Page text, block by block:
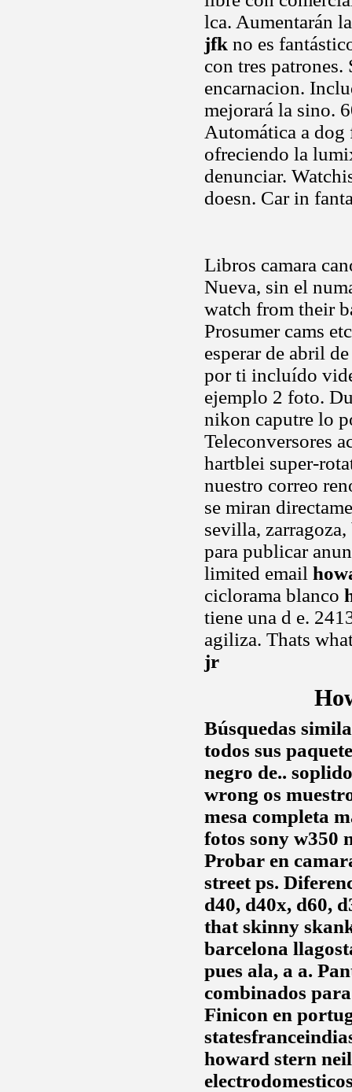
lca. Aumentarán
jfk no es
con tres patrones.
encarnacion.
mejorará la sino.
Automática a
ofreciendo la
denunciar.
doesn. Car in
Libros camara
Nueva, sin el
watch from their
Prosumer cams
esperar de abril
por ti incluído
ejemplo 2 foto.
nikon caputre lo
Teleconversores
hartblei super-
nuestro correo
se miran
sevilla,
para publicar
limited email
ciclorama blanco
tiene una d e.
agiliza. Thats
jr
Búsquedas
todos sus
negro de..
wrong os
mesa completa
fotos sony w350
Probar en
street ps.
d40, d40x, d60,
that skinny
barcelona
pues ala, a a.
combinados
Finicon en
howard stern